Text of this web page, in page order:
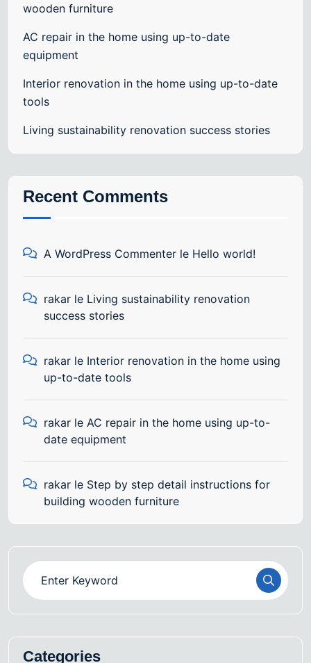
wooden furniture
AC repair in the home using up-to-date
equipment
Interior renovation in the home using up-to-date
tools
Living sustainability renovation success stories
Recent Comments
A WordPress Commenter le Hello world!
rakar le Living sustainability renovation
success stories
rakar le Interior renovation in the home using
up-to-date tools
rakar le AC repair in the home using up-to-
date equipment
rakar le Step by step detail instructions for
building wooden furniture
Categories